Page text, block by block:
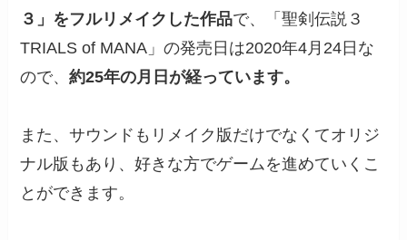
３」をフルリメイクした作品で、「聖剣伝説３
TRIALS of MANA」の発売日は2020年4月24日な
ので、約25年の月日が経っています。
また、サウンドもリメイク版だけでなくてオリジ
ナル版もあり、好きな方でゲームを進めていくこ
とができます。